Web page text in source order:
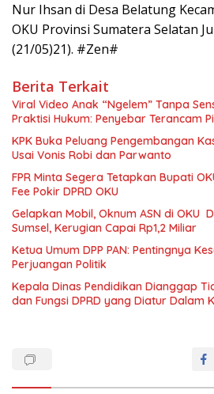
Nur Ihsan di Desa Belatung
OKU Provinsi Sumatera Selatan
(21/05)21). #Zen#
Berita Terkait
Viral Video Anak “Ngelem” Tanpa
Praktisi Hukum: Penyebar Terancam
KPK Buka Peluang Pengembangan
Usai Vonis Robi dan Parwanto
FPR Minta Segera Tetapkan Bupati
Fee Pokir DPRD OKU
Gelapkan Mobil, Oknum ASN di OKU
Sumsel, Kerugian Capai Rp1,2 Miliar
Ketua Umum DPP PAN: Pentingnya
Perjuangan Politik
Kepala Dinas Pendidikan Dianggap
dan Fungsi DPRD yang Diatur Dalam